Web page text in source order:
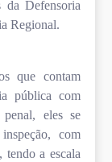
da Defensoria
Regional.
que contam
pública com
eles se
com
tendo a escala